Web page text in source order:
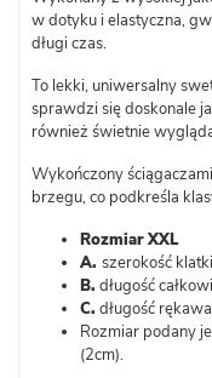
w dotyku i elastyczna,
długi czas.
To lekki, uniwersalny
sprawdzi się doskonale
również świetnie
Wykończony
brzegu, co podkreśla
Rozmiar XXL
A. szerokość klatki
B. długość
C. długość rękawa
Rozmiar podany
(2cm).